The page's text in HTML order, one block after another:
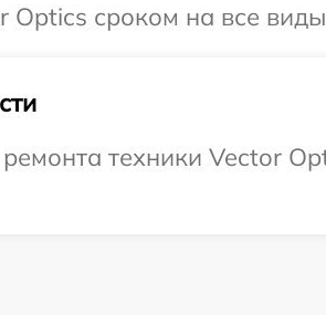
сроком на все
техники Vector